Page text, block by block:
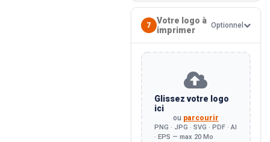
7
Votre logo à
imprimer
Optionnel
Glissez votre logo
ici
ou parcourir
PNG · JPG · SVG · PDF · AI
· EPS — max 20 Mo